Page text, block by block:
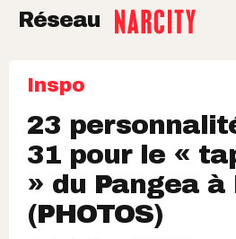
Réseau
Inspo
23
31 pour le «
» du Pangea
(PHOTOS)